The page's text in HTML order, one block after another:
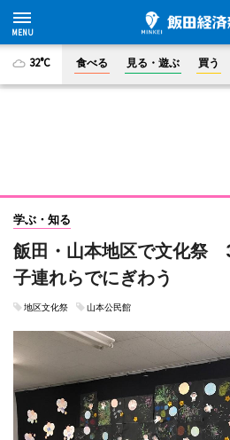
32°C 食べる 見る・遊ぶ 買う
学ぶ・知る
飯田・山本地区で文化祭
子連れらでにぎわう
地区文化祭 山本公民館